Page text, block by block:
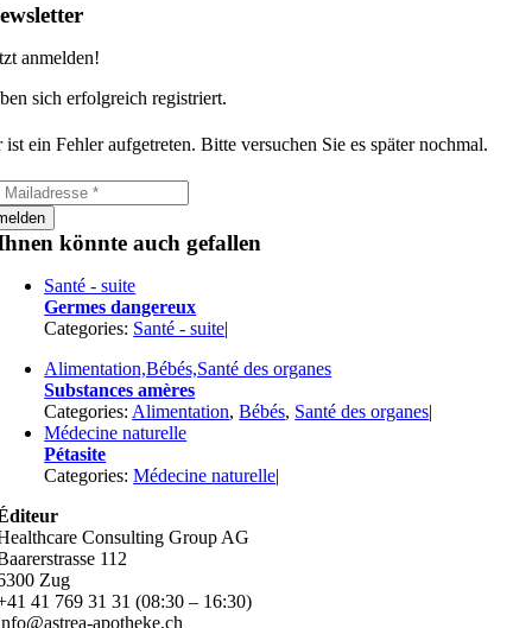
anmelden!
sich erfolgreich registriert.
ist ein Fehler aufgetreten. Bitte versuchen Sie es später nochmal.
könnte auch gefallen
Santé - suite
Germes dangereux
Categories: Santé - suite|
Alimentation,Bébés,Santé des organes
Substances amères
Categories: Alimentation,Bébés, Santé des organes|
Médecine naturelle
Pétasite
Categories:Médecine naturelle|
Consulting Group AG
112
Zug
41 769 31 31 (08:30 – 16:30)
apotheke.ch